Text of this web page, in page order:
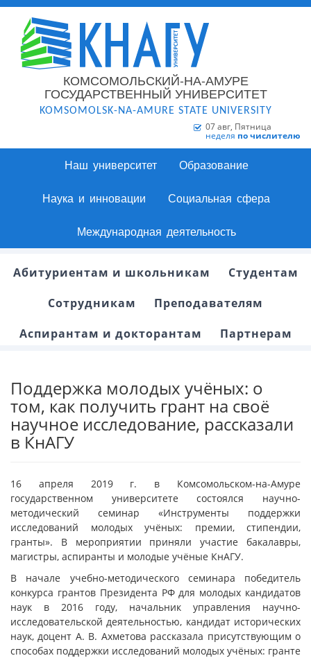
КОМСОМОЛЬСКИЙ-НА-АМУРЕ
ГОСУДАРСТВЕННЫЙ УНИВЕРСИТЕТ
KOMSOMOLSK-NA-AMURE STATE UNIVERSITY
07 авг, Пятница
неделя по числителю
Наш университет Образование
Наука и инновации Социальная сфера
Международная деятельность
Абитуриентам и школьникам
Студентам
Сотрудникам
Преподавателям
Аспирантам и докторантам
Партнерам
Поддержка молодых учёных: о
том, как получить грант на своё
научное исследование, рассказали
в КнАГУ
16 апреля 2019 г. в Комсомольском-на-Амуре
государственном университете состоялся научно-
методический семинар «Инструменты поддержки
исследований молодых учёных: премии, стипендии,
гранты». В мероприятии приняли участие бакалавры,
магистры, аспиранты и молодые учёные КнАГУ.
В начале учебно-методического семинара победитель
конкурса грантов Президента РФ для молодых кандидатов
наук в 2016 году, начальник управления научно-
исследовательской деятельностью, кандидат исторических
наук, доцент А. В. Ахметова рассказала присутствующим о
способах поддержки исследований молодых учёных: гранте